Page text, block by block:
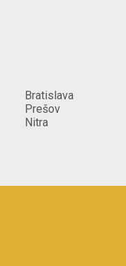
_[Profesionál môže
Bratislava
Prešov
Nitra